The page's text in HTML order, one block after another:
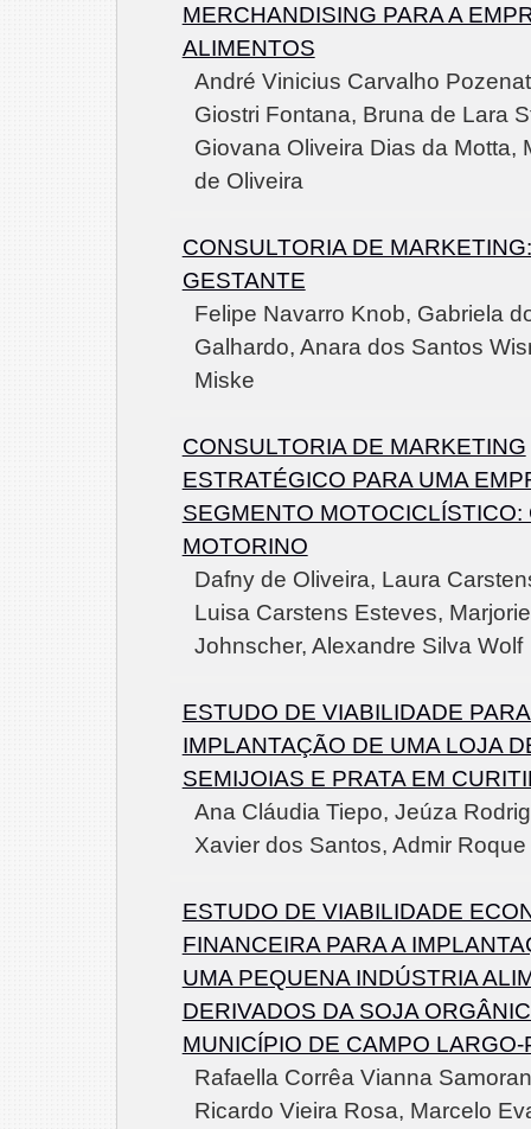
MERCHANDISING PARA A
ALIMENTOS
André Vinicius Carvalho
Giostri Fontana, Bruna de Lara
Giovana Oliveira Dias da Motta,
de Oliveira
CONSULTORIA DE
GESTANTE
Felipe Navarro Knob, Gabriela
Galhardo, Anara dos Santos
Miske
CONSULTORIA DE MARKETING
ESTRATÉGICO PARA UMA
SEGMENTO MOTOCICLÍSTICO:
MOTORINO
Dafny de Oliveira, Laura
Luisa Carstens Esteves,
Johnscher, Alexandre Silva Wolf
ESTUDO DE VIABILIDADE
IMPLANTAÇÃO DE UMA LOJA
SEMIJOIAS E PRATA EM
Ana Cláudia Tiepo, Jeúza
Xavier dos Santos, Admir Roque
ESTUDO DE VIABILIDADE
FINANCEIRA PARA A
UMA PEQUENA INDÚSTRIA
DERIVADOS DA SOJA
MUNICÍPIO DE CAMPO LARGO-
Rafaella Corrêa Vianna
Ricardo Vieira Rosa, Marcelo